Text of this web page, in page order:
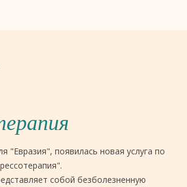
рублей за 100 грамм морской
столиков: +7 (3452) 33-00-35
"Евразия", появилась новая услуга по
собой безболезненную